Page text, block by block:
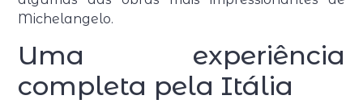
Michelangelo.
Uma experiência
completa pela Itália